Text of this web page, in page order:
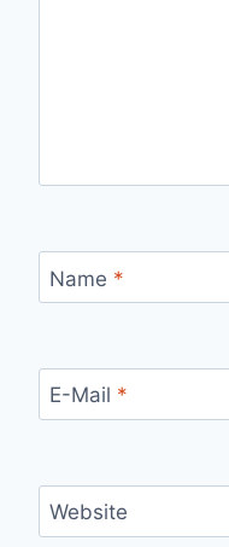
Name *
E-Mail *
Website